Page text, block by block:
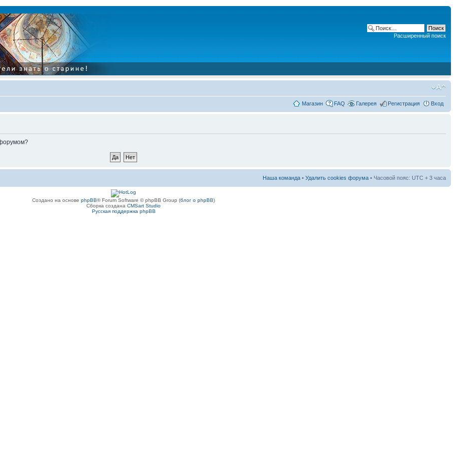
Расширенный поиск
Магазин FAQ Галерея Регистрация Вход
Наша команда • Удалить cookies форума • Часовой пояс: UTC + 3 часа
Создано на основе phpBB® Forum Software © phpBB Group (блог о phpBB)
Сборка создана CMSart Studio
Русская поддержка phpBB